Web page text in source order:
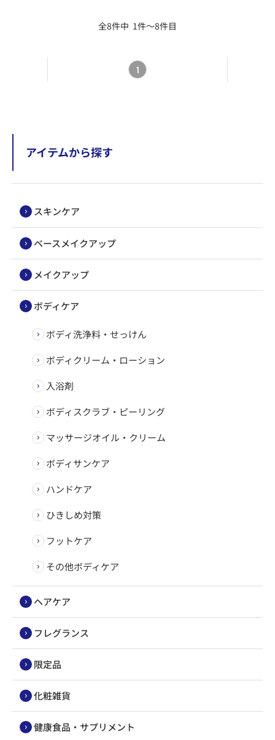
アイテムから探す
スキンケア
ベースメイクアップ
メイクアップ
ボディケア
ボディ洗浄料・せっけん
ボディクリーム・ローション
入浴剤
ボディスクラブ・ピーリング
マッサージオイル・クリーム
ボディサンケア
ハンドケア
ひきしめ対策
フットケア
その他ボディケア
ヘアケア
フレグランス
限定品
化粧雑貨
健康食品・サプリメント
全8件中 1件～8件目
1